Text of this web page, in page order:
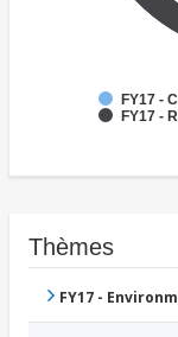
FY17 -
FY17 -
Thèmes
FY17 -